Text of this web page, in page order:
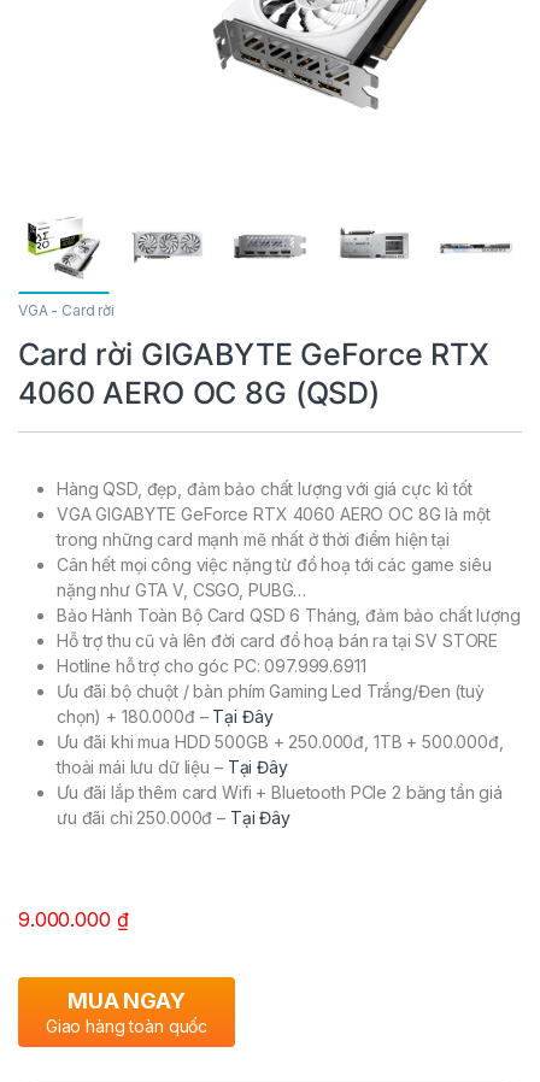
VGA - Card rời
Card rời GIGABYTE GeForce RTX
4060 AERO OC 8G (QSD)
Hàng QSD, đẹp, đảm bảo chất lượng với giá cực kì tốt
VGA GIGABYTE GeForce RTX 4060 AERO OC 8G là một
trong những card mạnh mẽ nhất ở thời điểm hiện tại
Cân hết mọi công việc nặng từ đồ hoạ tới các game siêu
nặng như GTA V, CSGO, PUBG…
Bảo Hành Toàn Bộ Card QSD 6 Tháng, đảm bảo chất lượng
Hỗ trợ thu cũ và lên đời card đồ hoạ bán ra tại SV STORE
Hotline hỗ trợ cho góc PC: 097.999.6911
Ưu đãi bộ chuột / bàn phím Gaming Led Trắng/Đen (tuỳ
chọn) + 180.000đ – Tại Đây
Ưu đãi khi mua HDD 500GB + 250.000đ, 1TB + 500.000đ,
thoải mái lưu dữ liệu – Tại Đây
Ưu đãi lắp thêm card Wifi + Bluetooth PCIe 2 băng tần giá
ưu đãi chỉ 250.000đ – Tại Đây
9.000.000 ₫
MUA NGAY
Giao hàng toàn quốc